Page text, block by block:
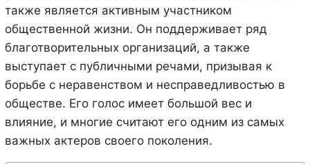
также является активным участником
общественной жизни. Он поддерживает ряд
благотворительных организаций, а также
выступает с публичными речами, призывая к
борьбе с неравенством и несправедливостью в
обществе. Его голос имеет большой вес и
влияние, и многие считают его одним из самых
важных актеров своего поколения.